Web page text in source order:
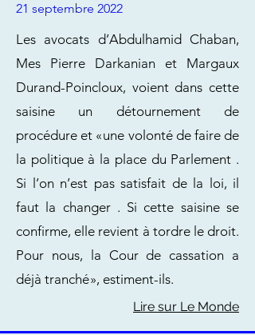
21 septembre 2022
Les avocats d’Abdulhamid Chaban,
Mes Pierre Darkanian et Margaux
Durand-Poincloux, voient dans cette
saisine un détournement de
procédure et « une volonté de faire de
la politique à la place du Parlement .
Si l’on n’est pas satisfait de la loi, il
faut la changer . Si cette saisine se
confirme, elle revient à tordre le droit.
Pour nous, la Cour de cassation a
déjà tranché », estiment-ils.
Lire sur Le Monde